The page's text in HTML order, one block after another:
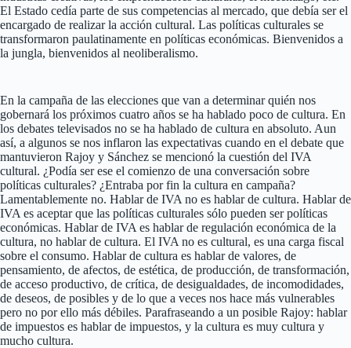
El Estado cedía parte de sus competencias al mercado, que debía ser el
encargado de realizar la acción cultural. Las políticas culturales se
transformaron paulatinamente en políticas económicas. Bienvenidos a
la jungla, bienvenidos al neoliberalismo.
En la campaña de las elecciones que van a determinar quién nos
gobernará los próximos cuatro años se ha hablado poco de cultura. En
los debates televisados no se ha hablado de cultura en absoluto. Aun
así, a algunos se nos inflaron las expectativas cuando en el debate que
mantuvieron Rajoy y Sánchez se mencionó la cuestión del IVA
cultural. ¿Podía ser ese el comienzo de una conversación sobre
políticas culturales? ¿Entraba por fin la cultura en campaña?
Lamentablemente no. Hablar de IVA no es hablar de cultura. Hablar de
IVA es aceptar que las políticas culturales sólo pueden ser políticas
económicas. Hablar de IVA es hablar de regulación económica de la
cultura, no hablar de cultura. El IVA no es cultural, es una carga fiscal
sobre el consumo. Hablar de cultura es hablar de valores, de
pensamiento, de afectos, de estética, de producción, de transformación,
de acceso productivo, de crítica, de desigualdades, de incomodidades,
de deseos, de posibles y de lo que a veces nos hace más vulnerables
pero no por ello más débiles. Parafraseando a un posible Rajoy: hablar
de impuestos es hablar de impuestos, y la cultura es muy cultura y
mucho cultura.